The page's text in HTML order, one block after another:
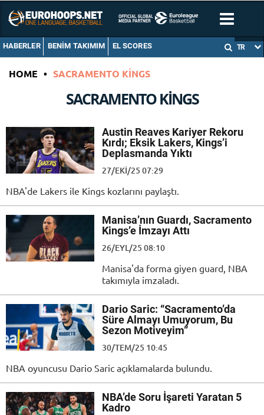
HABERLER BENIM TAKIMIM EL SCORES TR
HOME • SACRAMENTO KINGS
SACRAMENTO KINGS
Austin Reaves Kariyer Rekoru
Kırdı; Eksik Lakers, Kings’i
Deplasmanda Yıktı
27/EKI/25 07:29
NBA'de Lakers ile Kings kozlarını paylaştı.
Manisa’nın Guardı, Sacramento
Kings’e İmzayı Attı
26/EYL/25 08:10
Manisa'da forma giyen guard, NBA
takımıyla imzaladı.
Dario Saric: “Sacramento’da
Süre Almayı Umuyorum, Bu
Sezon Motiveyim”
30/TEM/25 10:45
NBA oyuncusu Dario Saric açıklamalarda bulundu.
NBA’de Soru İşareti Yaratan 5
Kadro